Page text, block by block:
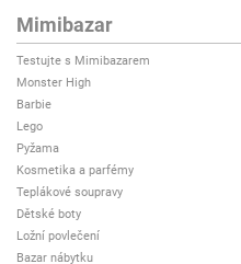
Mimibazar
Testujte s Mimibazarem
Monster High
Barbie
Lego
Pyžama
Kosmetika a parfémy
Teplákové soupravy
Dětské boty
Ložní povlečení
Bazar nábytku